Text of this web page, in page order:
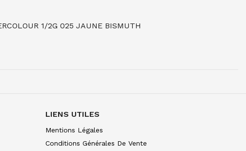
1/2G 025 JAUNE BISMUTH
1/2G 074 TERRE SIENNE BRULEE
LIENS UTILES
Mentions Légales
Conditions Générales De Vente